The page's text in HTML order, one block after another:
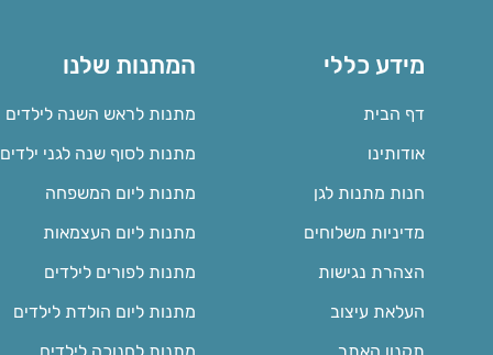
מידע כללי
דף הבית
אודותינו
חנות מתנות לגן
מדיניות משלוחים
הצהרת נגישות
העלאת עיצוב
תקנון האתר
המתנות שלנו
מתנות לראש השנה לילדים
מתנות לסוף שנה לגני ילדים
מתנות ליום המשפחה
מתנות ליום העצמאות
מתנות לפורים לילדים
מתנות ליום הולדת לילדים
מתנות לחנוכה לילדים